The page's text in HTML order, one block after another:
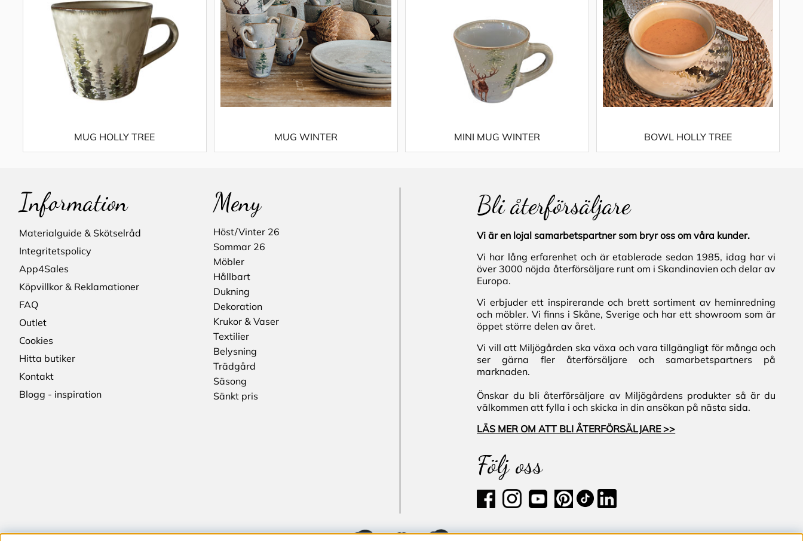
MUG HOLLY TREE MUG WINTER MINI MUG WINTER BOWL HOLLY TREE
Information
Materialguide & Skötselråd
Integritetspolicy
App4Sales
Köpvillkor & Reklamationer
FAQ
Outlet
Cookies
Hitta butiker
Kontakt
Blogg - inspiration
Meny
Höst/Vinter 26
Sommar 26
Möbler
Hållbart
Dukning
Dekoration
Krukor & Vaser
Textilier
Belysning
Trädgård
Säsong
Sänkt pris
Bli återförsäljare
Vi är en lojal samarbetspartner som bryr oss om våra kunder.
Vi har lång erfarenhet och är etablerade sedan 1985, idag har vi
över 3000 nöjda återförsäljare runt om i Skandinavien och delar av
Europa.
Vi erbjuder ett inspirerande och brett sortiment av heminredning
och möbler. Vi finns i Skåne, Sverige och har ett showroom som är
öppet större delen av året.
Vi vill att Miljögården ska växa och vara tillgängligt för många och
ser gärna fler återförsäljare och samarbetspartners på
marknaden.
Önskar du bli återförsäljare av Miljögårdens produkter så är du
välkommen att fylla i och skicka in din ansökan på nästa sida.
LÄS MER OM ATT BLI ÅTERFÖRSÄLJARE >>
Följ oss